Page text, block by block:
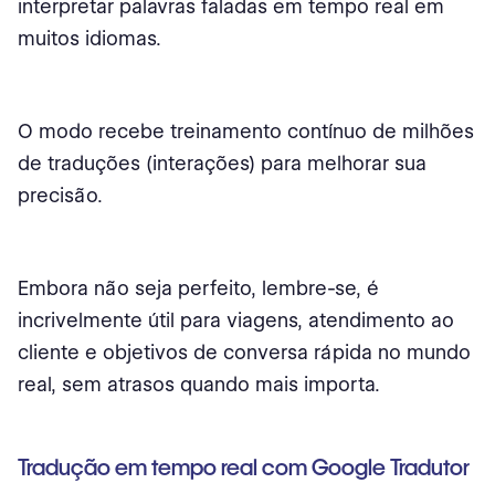
interpretar palavras faladas em tempo real em
muitos idiomas.
O modo recebe treinamento contínuo de milhões
de traduções (interações) para melhorar sua
precisão.
Embora não seja perfeito, lembre-se, é
incrivelmente útil para viagens, atendimento ao
cliente e objetivos de conversa rápida no mundo
real, sem atrasos quando mais importa.
Tradução em tempo real com Google Tradutor